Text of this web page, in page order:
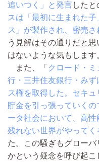
追いつく」と発言したと
スは「最初に生まれた
ス」が製作され、密売さ
う見解はその通りだと
はないような気もします
また、「 クロード・
行・三井住友銀行・み
ス権を取得した。セキ
貯金を引っ張っていく
ータ社会において、高
残れない世界がやってく
た。この騒ぎもグロー
かという疑念を呼び起こ